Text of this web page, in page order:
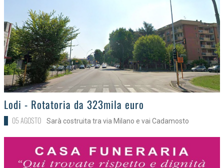
>Lodi - Rotatoria da 323mila euro
05 AGOSTO Sarà costruita tra via Milano e vai Cadamosto